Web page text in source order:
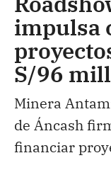
impulsa
S/96
Minera
de Áncash
financiar